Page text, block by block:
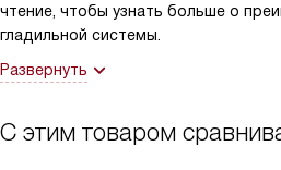
чтение, чтобы узнать больше о
гладильной системы.
Развернуть
С этим товаром